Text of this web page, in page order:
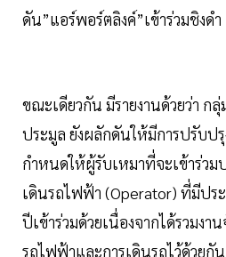
ดัน”แอร์พอร์ตลิงค์”เข้าร่วมชิงดำ
ขณะเดียวกัน มีรายงานด้วยว่า ก
ประมูล ยังผลักดันให้มีการปรับป
กำหนดให้ผู้รับเหมาที่จะเข้าร่วม
เดินรถไฟฟ้า (Operator) ที่มีปร
ปีเข้าร่วมด้วยเนื่องจากได้รวมง
รถไฟฟ้าและการเดินรถไว้ด้วยกั